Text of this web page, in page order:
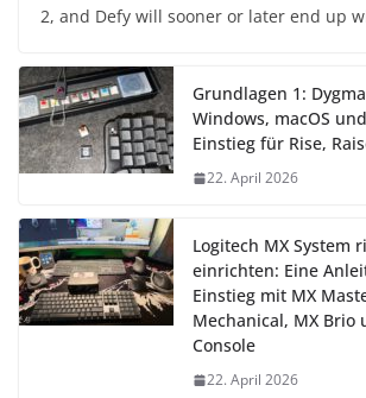
2, and Defy will sooner or later end up
Grundlagen 1:
Windows, macOS
Einstieg für Rise,
22. April 2026
Logitech MX System
einrichten: Eine
Einstieg mit MX
Mechanical, MX Brio
Console
22. April 2026